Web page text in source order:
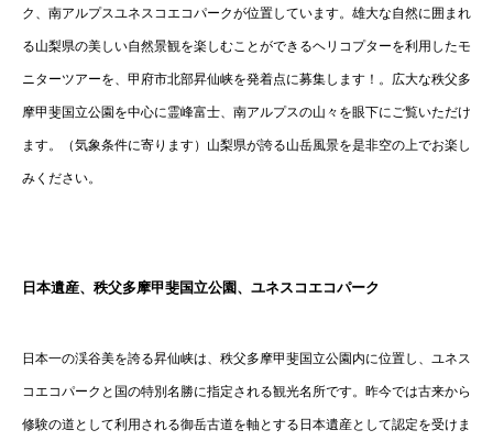
ク、南アルプスユネスコエコパークが位置しています。雄大な自然に囲まれ
る山梨県の美しい自然景観を楽しむことができるヘリコプターを利用したモ
ニターツアーを、甲府市北部昇仙峡を発着点に募集します！。広大な秩父多
摩甲斐国立公園を中心に霊峰富士、南アルプスの山々を眼下にご覧いただけ
ます。（気象条件に寄ります）山梨県が誇る山岳風景を是非空の上でお楽し
みください。
日本遺産、秩父多摩甲斐国立公園、ユネスコエコパーク
日本一の渓谷美を誇る昇仙峡は、秩父多摩甲斐国立公園内に位置し、ユネス
コエコパークと国の特別名勝に指定される観光名所です。昨今では古来から
修験の道として利用される御岳古道を軸とする日本遺産として認定を受けま